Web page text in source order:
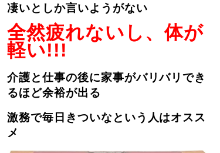
凄いとしか言いようがない
全然疲れないし、体が
軽い!!!
介護と仕事の後に家事がバリバリでき
るほど余裕が出る
激務で毎日きついなという人はオスス
メ